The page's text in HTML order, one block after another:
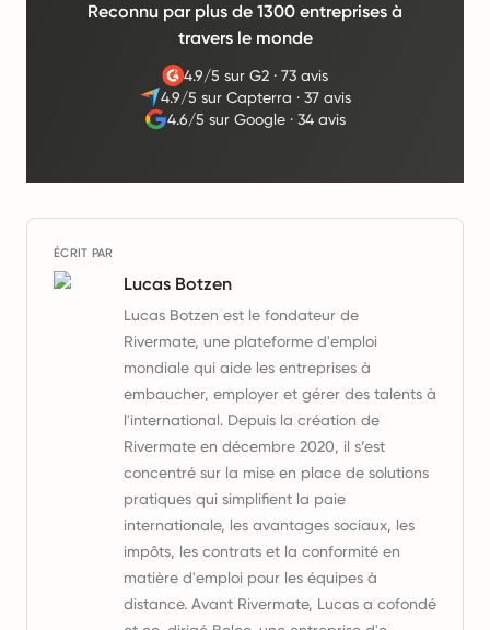
Reconnu par plus de 1300 entreprises à
travers le monde
4.9/5 sur G2 ·73 avis
4.9/5 sur Capterra ·37 avis
4.6/5 sur Google· 34 avis
ÉCRIT PAR
Lucas Botzen
Lucas Botzen est le fondateur de
Rivermate, une plateforme d'emploi
mondiale qui aide les entreprises à
embaucher, employer et gérer des talents à
l'international. Depuis la création de
Rivermate en décembre 2020, il s’est
concentré sur la mise en place de solutions
pratiques qui simplifient la paie
internationale, les avantages sociaux, les
impôts, les contrats et la conformité en
matière d'emploi pour les équipes à
distance. Avant Rivermate, Lucas a cofondé